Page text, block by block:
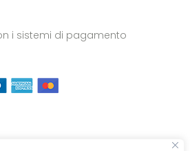
i sistemi di pagamento